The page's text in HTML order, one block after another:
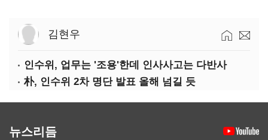
김현우
인수위, 업무는 '조용'한데 인사사고는 다반사
朴, 인수위 2차 명단 발표 올해 넘길 듯
뉴스리듬